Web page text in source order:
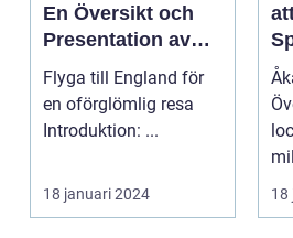
En Översikt och
Presentation av
Resmöjligheter
Flyga till England för
en oförglömlig resa
Introduktion: ...
18 januari 2024
det
str...
18